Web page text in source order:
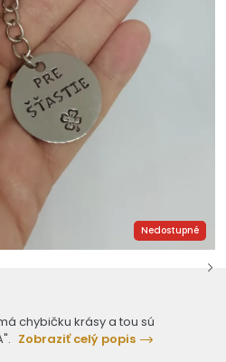
Nedostupné
chybičku krásy a tou sú
Zobraziť celý popis